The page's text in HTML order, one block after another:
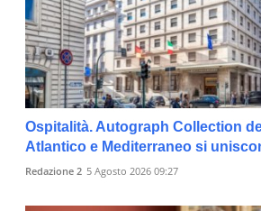
Ospitalità. Autograph Collection
Atlantico e Mediterraneo si
Redazione 2 5 Agosto 2026 09:27